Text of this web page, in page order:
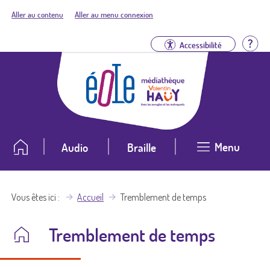
Aller au contenu Aller au menu connexion
Accessibilité
Audio Braille Menu
Vous êtes ici Accueil Tremblement de temps
Tremblement de temps